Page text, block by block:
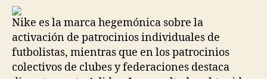
Nike es la marca hegemónica sobre la
activación de patrocinios individuales de
futbolistas, mientras que en los patrocinios
colectivos de clubes y federaciones destaca